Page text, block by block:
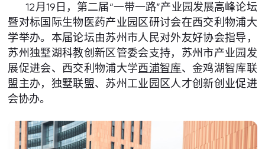
关于我们
12月19日，第二届“一带一路”产业园发展高峰论坛
暨对标国际生物医药产业园区研讨会在西交利物浦大
学举办。本届论坛由苏州市人民对外友好协会指导，
苏州独墅湖科教创新区管委会支持，苏州市产业园发
展促进会、西交利物浦大学西浦智库、金鸡湖智库联
盟主办，独墅联盟、苏州工业园区人才创新创业促进
会协办。